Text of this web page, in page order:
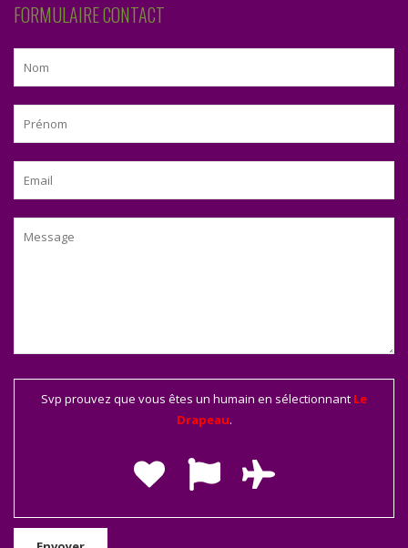
FORMULAIRE CONTACT
Svp prouvez que vous êtes un humain en sélectionnant Le
Drapeau.